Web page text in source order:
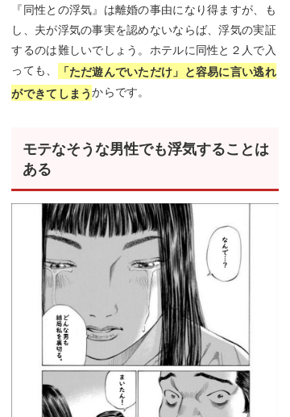
『同性との浮気』は離婚の事由になり得ますが、も
し、夫が浮気の事実を認めないならば、浮気の実証
するのは難しいでしょう。ホテルに同性と２人で入
っても、
「ただ遊んでいただけ」と容易に言い逃れ
ができてしまうからです。
モテなそうな男性でも浮気することは
ある